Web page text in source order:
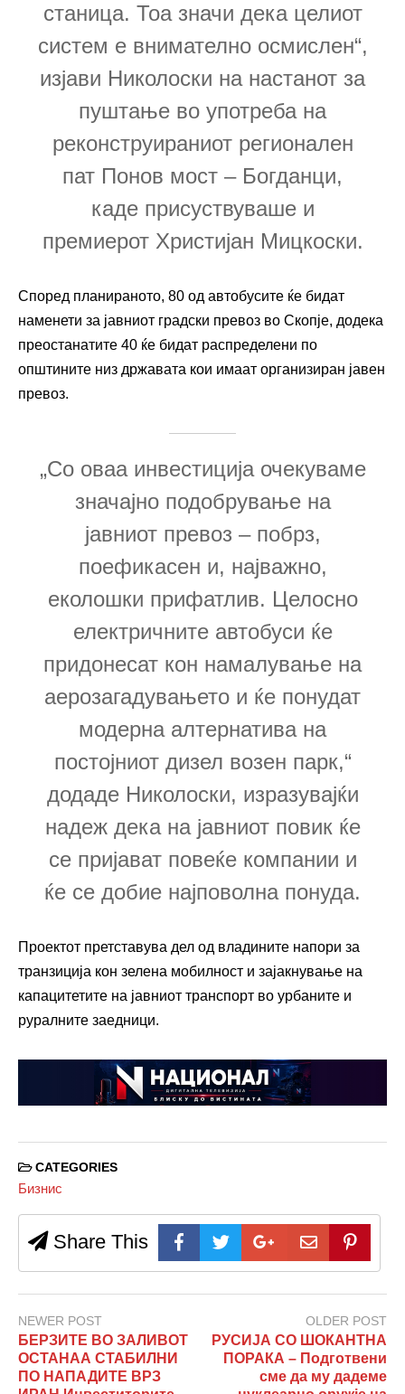
станица. Тоа значи дека целиот
систем е внимателно осмислен“,
изјави Николоски на настанот за
пуштање во употреба на
реконструираниот регионален
пат Понов мост – Богданци,
каде присуствуваше и
премиерот Христијан Мицкоски.
Според планираното, 80 од автобусите ќе бидат
наменети за јавниот градски превоз во Скопје, додека
преостанатите 40 ќе бидат распределени по
општините низ државата кои имаат организиран јавен
превоз.
„Со оваа инвестиција очекуваме
значајно подобрување на
јавниот превоз – побрз,
поефикасен и, најважно,
еколошки прифатлив. Целосно
електричните автобуси ќе
придонесат кон намалување на
аерозагадувањето и ќе понудат
модерна алтернатива на
постојниот дизел возен парк,“
додаде Николоски, изразувајќи
надеж дека на јавниот повик ќе
се пријават повеќе компании и
ќе се добие најповолна понуда.
Проектот претставува дел од владините напори за
транзиција кон зелена мобилност и зајакнување на
капацитетите на јавниот транспорт во урбаните и
руралните заедници.
CATEGORIES
Бизнис
Share This
NEWER POST
БЕРЗИТЕ ВО ЗАЛИВОТ
ОСТАНАА СТАБИЛНИ
ПО НАПАДИТЕ ВРЗ
OLDER POST
РУСИЈА СО ШОКАНТНА
ПОРАКА – Подготвени
сме да му дадеме